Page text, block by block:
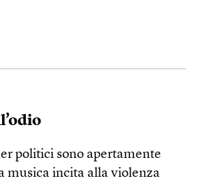
politici sono apertamente
musica incita alla violenza